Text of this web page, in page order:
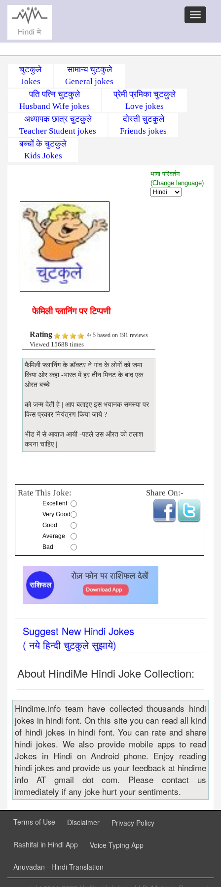
चुटकुले
Jokes
सामान्य चुटकुले
General jokes
पति पत्नि चुटकुले
Husband Wife jokes
प्रेमी प्रमिका चुटकुले
Love jokes
अध्यापक छात्र चुटकुले
Teacher Student jokes
दोस्ती चुटकुले
Friends jokes
बच्चों के चुटकुले
Kids Jokes
भाषा परिवर्तन
(Change language)
फेमिली प्लानिंग पर टिप्पणी
Rating 4/5 based on 191 reviews
Viewed 15688 times
फैमिली फ्लानिंग के डॉक्टर ने गांव के लोगों को जमा
किया ओर कहा -भारत में हर तीन मिनट के बाद एक
ओरत बच्चे
को जन्म देती हे | आप बताइए इस भयानक समस्या पर
किस प्रकार नियंत्रण किया जाये ?
भीड में से आवाज आयी -पहले उस औरत को तलाश
करना चाहिए |
Rate This Joke:
Excellent
Very Good
Good
Average
Bad
Share On:-
Suggest New Hindi Jokes
( नये हिन्दी चुटकुले सुझाये)
About HindiMe Hindi Joke Collection:
Hindime.info team have collected thousands hindi
jokes in hindi font. On this site you can read all kind
of hindi jokes in hindi font. You can rate and share
hindi jokes. We also provide mobile apps to read
Jokes in Hindi on Android phone. Enjoy reading
hindi jokes and provide us your feedback at hindime
info AT gmail dot com. Please contact us
immediately if any joke hurt your sentiments.
Terms of Use Disclaimer Privacy Policy
Rashifal in Hindi App Voice Typing App
Anuvadan - Hindi Translation